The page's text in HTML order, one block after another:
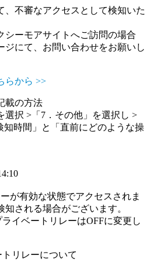
、不審なアクセスとして検知いた
シーモアサイトへご訪問の場合
ジにて、お問い合わせをお願いし
らから >>
載の方法
選択 >「7．その他」を選択し >
知時間」と「直前にどのような操
が有効な状態でアクセスされま
される場合がございます。
イベートリレーはOFFに変更し
トリレーについて